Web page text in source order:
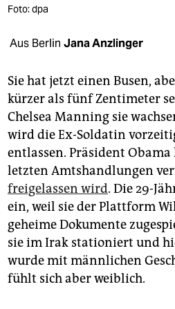
shop
fragen & hilfe
unterstützen
abo
genossenschaft
epaper login
Foto: dpa
Aus Berlin Jana Anzlinger
Sie hat jetzt einen Busen,
kürzer als fünf Zentimeter
Chelsea Manning sie
wird die Ex-Soldatin
entlassen. Präsident
letzten Amtshandlungen
freigelassen wird. Die 29-
ein, weil sie der Plattform
geheime Dokumente
sie im Irak stationiert und
wurde mit männlichen
fühlt sich aber weiblich.